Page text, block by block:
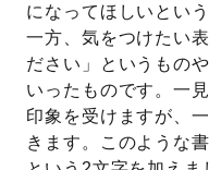
になってほしいとい
一方、気をつけたい
ださい」というもの
いったものです。一
印象を受けますが、
きます。このような